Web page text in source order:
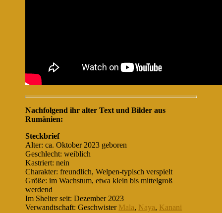
Nachfolgend ihr alter Text und Bilder aus
Rumänien:
Steckbrief
Alter: ca. Oktober 2023 geboren
Geschlecht: weiblich
Kastriert: nein
Charakter: freundlich, Welpen-typisch verspielt
Größe: im Wachstum, etwa klein bis mittelgroß
werdend
Im Shelter seit: Dezember 2023
Verwandtschaft: Geschwister Mala, Naya, Kanani